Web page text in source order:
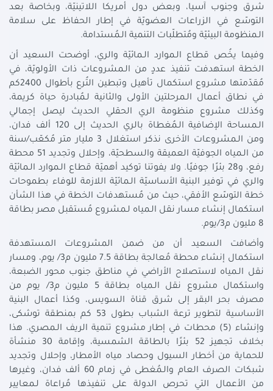
شرق وجنوب آسيا، وبعض دول أمريكا اللاتينيّة، وبخاصة بعد
التوسّع في الزراعات العضويّة في إطار الحفاظ على سلامة
الـمنظومة البيئيّة ومُتطلّبات التنمية الـمُستدامة.
وفيما يخُص قطاع الـموارد الـمائيّة والري، أوضحت السعيد أن
الخطة استهدفت تنفيذ عددٍ من الـمشروعات ذات الأولويّة، في
مُقدّمتها مشروع استكمال تأهيل وتبطين التُرع بأطوال 2400كم
في نطاق أعمال الـمرحلتين الأولى والثانية لـمُبادرة حياة كريمة،
وكذلك مشروع منظومة الري الحقلي الحديث ليصل إجمالي
الـمساحة الإضافية الـمُغطاة بالري الحديث إلى 120 ألف فدان،
ومن الـمشروعات الأخرى نذكر استغلال 3 مليار متر مُكعّب/سنة
من الـمياه الجوفيّة العميقة والسطحيّة، وإحلال وتجديد 51 محطة
رفع، و28 بئرًا جوفيًا. ولا يفوتنا توكيد أهميّة قطاع الـموارد الـمائيّة
والري في توفير البنية الأساسيّة الـمائيّة اللازمة للوفاء بطموحات
خطة التوسّع الأفقي، حيث من مُستهدفات الخطة في هذا الشأن
استكمال إنشاء مسار نقل الـمياه لـمشروع مُستقبل مصر بطاقة
8 مليون م3/يوم.
وأضافت السعيد أن من ضمن المشروعات المستهدفة
استكمال إنشاء محطة مُعالجة بطاقة 7.5 مليون م3/ يوم، ومسار
نقل الـمياه لاستصلاح الأراضي في مناطق جنوب محور الضبعة،
واستكمال مشروع نقل الـمياه بطاقة 5 مليون م3/ يوم من
مصرف بحر البقر إلى شرق قناة السويس، وكذا أعمال البنية
الأساسية لتطوير ترعة الشباب بطول 53 كم بمنطقة توشكى،
وإنشاء (5) محطات في إطار مشروع تنمية الريف الـمصري. هذا
بخلاف تجهيز 52 بئرًا بالطاقة الشمسية، وإقامة 30 منشأة
للحماية من أخطار السيول وحصاد مياه الأمطار، وإحلال وتجديد
شبكات الصرف العام والـمُغطى في زمام 60 ألف فدان، وغيرها
من الأعمال التي تحرص الدولة على تنفيذها مُراعاة لـمعايير